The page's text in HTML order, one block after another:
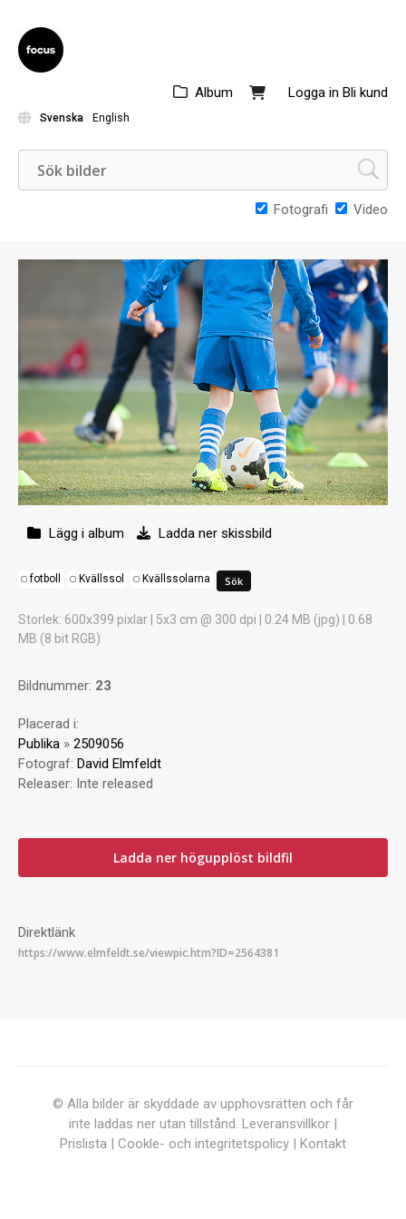
Logga in Bli kund
Album
Svenska English
Fotografi Video
Lägg i album Ladda ner skissbild
fotboll Kvällssol Kvällssolarna
Storlek: 600x399 pixlar | 5x3 cm @ 300 dpi | 0.24 MB (jpg) | 0.68
MB (8 bit RGB)
Bildnummer: 23
Placerad i:
Publika » 2509056
Fotograf: David Elmfeldt
Releaser: Inte released
Ladda ner högupplöst bildfil
Direktlänk
© Alla bilder är skyddade av upphovsrätten och får
inte laddas ner utan tillstånd. Leveransvillkor |
Prislista | Cookle- och integritetspolicy | Kontakt